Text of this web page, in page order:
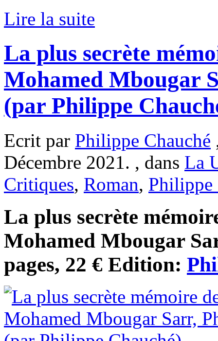
Lire la suite
La plus secrète
Mohamed Mbougar
(par Philippe
Ecrit par Philippe Chauché
Décembre 2021. , dans La
Critiques, Roman, Philippe
La plus secrète
Mohamed Mbougar
pages, 22 € Edition: